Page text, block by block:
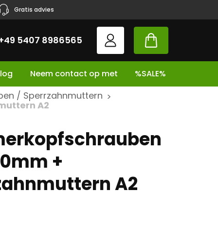
Gratis advies
5407 8986565
Neem contact op met %SALE%
/ Sperrzahnmuttern >
A2
+
A2